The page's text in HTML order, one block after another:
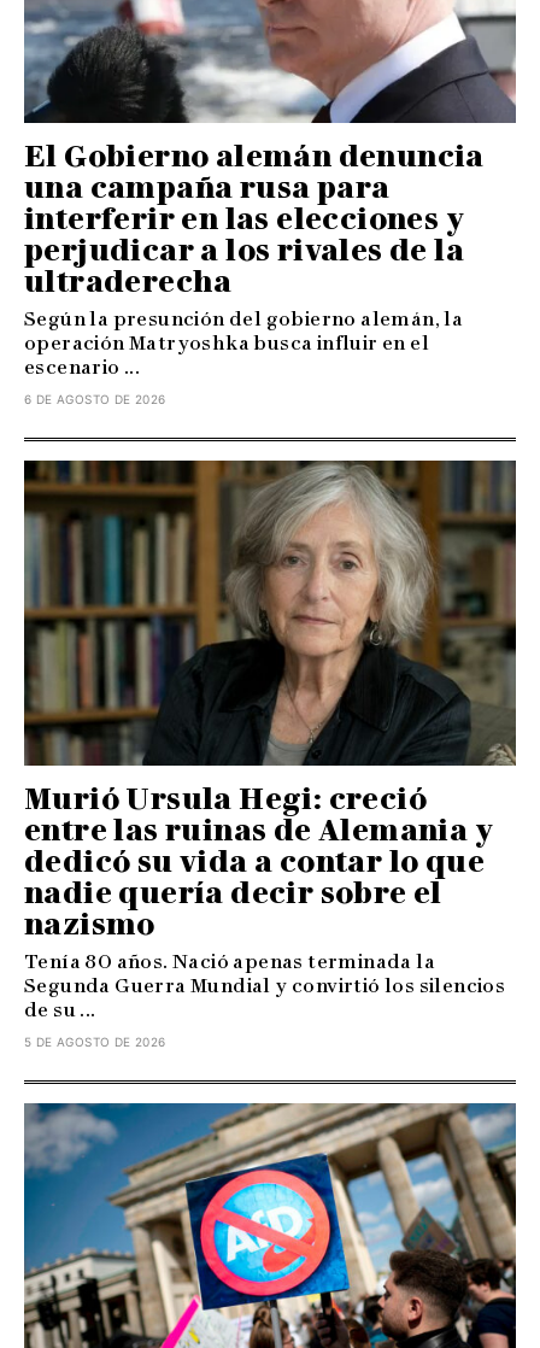
El Gobierno alemán denuncia
una campaña rusa para
interferir en las elecciones y
perjudicar a los rivales de la
ultraderecha
Según la presunción del gobierno alemán, la
operación Matryoshka busca influir en el
escenario ...
6 DE AGOSTO DE 2026
Murió Ursula Hegi: creció
entre las ruinas de Alemania y
dedicó su vida a contar lo que
nadie quería decir sobre el
nazismo
Tenía 80 años. Nació apenas terminada la
Segunda Guerra Mundial y convirtió los silencios
de su ...
5 DE AGOSTO DE 2026